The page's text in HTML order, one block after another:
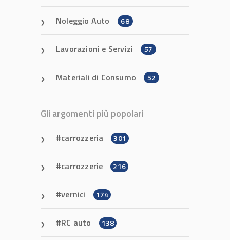
Noleggio Auto 68
Lavorazioni e Servizi 57
Materiali di Consumo 52
Gli argomenti più popolari
carrozzeria 301
carrozzerie 216
vernici 174
RC auto 138